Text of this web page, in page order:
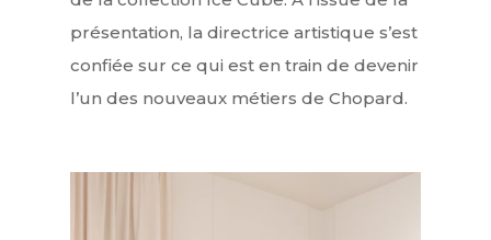
présentation, la directrice artistique s’est
confiée sur ce qui est en train de devenir
l’un des nouveaux métiers de Chopard.